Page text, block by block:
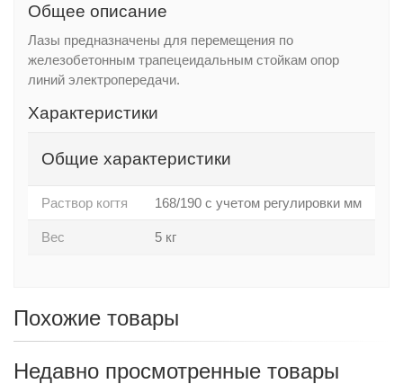
Общее описание
Лазы предназначены для перемещения по
железобетонным трапецеидальным стойкам опор
линий электропередачи.
Характеристики
Общие характеристики
Раствор когтя 168/190 с учетом регулировки мм
Вес 5 кг
Похожие товары
Недавно просмотренные товары